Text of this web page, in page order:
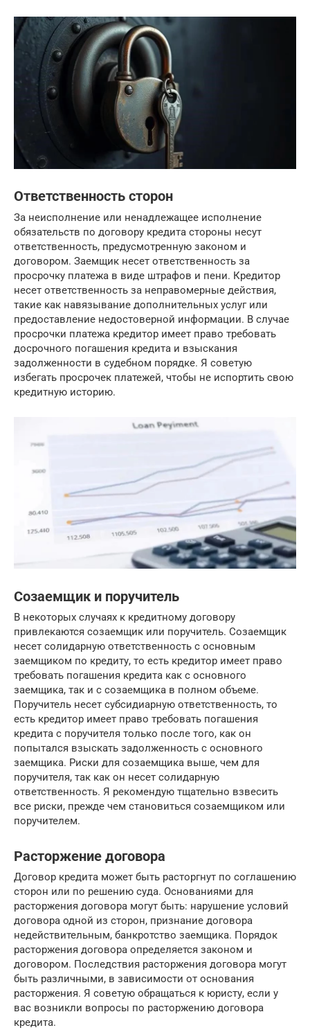
Ответственность сторон
За неисполнение или ненадлежащее исполнение
обязательств по договору кредита стороны несут
ответственность, предусмотренную законом и
договором. Заемщик несет ответственность за
просрочку платежа в виде штрафов и пени. Кредитор
несет ответственность за неправомерные действия,
такие как навязывание дополнительных услуг или
предоставление недостоверной информации. В случае
просрочки платежа кредитор имеет право требовать
досрочного погашения кредита и взыскания
задолженности в судебном порядке. Я советую
избегать просрочек платежей, чтобы не испортить свою
кредитную историю.
Созаемщик и поручитель
В некоторых случаях к кредитному договору
привлекаются созаемщик или поручитель. Созаемщик
несет солидарную ответственность с основным
заемщиком по кредиту, то есть кредитор имеет право
требовать погашения кредита как с основного
заемщика, так и с созаемщика в полном объеме.
Поручитель несет субсидиарную ответственность, то
есть кредитор имеет право требовать погашения
кредита с поручителя только после того, как он
попытался взыскать задолженность с основного
заемщика. Риски для созаемщика выше, чем для
поручителя, так как он несет солидарную
ответственность. Я рекомендую тщательно взвесить
все риски, прежде чем становиться созаемщиком или
поручителем.
Расторжение договора
Договор кредита может быть расторгнут по соглашению
сторон или по решению суда. Основаниями для
расторжения договора могут быть: нарушение условий
договора одной из сторон, признание договора
недействительным, банкротство заемщика. Порядок
расторжения договора определяется законом и
договором. Последствия расторжения договора могут
быть различными, в зависимости от основания
расторжения. Я советую обращаться к юристу, если у
вас возникли вопросы по расторжению договора
кредита.